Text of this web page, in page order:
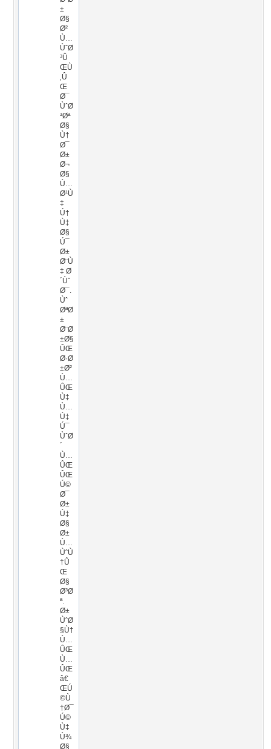
±
Ø§
Ø²
Ù…
ÙˆØ
³Û
ŒÙ
‚Û
Œ
Ø¯
ÙˆØ
³Øª
Ø§
Ù†
Ø¯
Ø±
Ø¬
Ø§
Ù…
Ø¹Ù
‡
Ú†
Ù‡
Ø§
Ú¯
Ø±
Ø¨Ù
‡ Ø
´Ùˆ
Ø¯.
Ùˆ
ØªØ
±
Ø¨Ø
±Ø§
ÛŒ
Ø·Ø
±Ø²
Ù…
ÛŒ
Ù‡
Ù…
Ù‡
Ú¯
ÙˆØ
´
Ù…
ÛŒ
ÛŒ
Ú©
Ø¯
Ø±
Ù‡
Ø§
Ø±
Ù…
ÙˆÙ
†Û
Œ
Ø§
Ø³Ø
ª.
Ø±
ÙˆØ
§Ù†
Ù…
ÛŒ
Ù…
ÛŒ
â€
ŒÚ
©Ù
†Ø¯
Ú©
Ù‡
Ù¾
Ø§